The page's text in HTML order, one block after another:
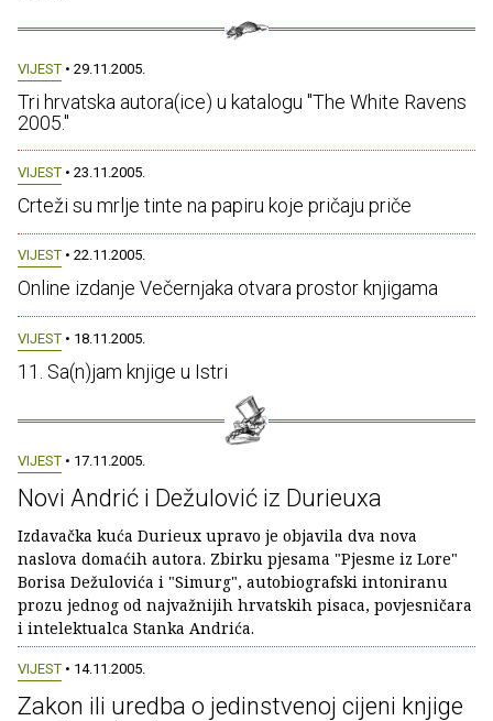
VIJEST • 29.11.2005.
Tri hrvatska autora(ice) u katalogu "The White Ravens
2005."
VIJEST • 23.11.2005.
Crteži su mrlje tinte na papiru koje pričaju priče
VIJEST • 22.11.2005.
Online izdanje Večernjaka otvara prostor knjigama
VIJEST • 18.11.2005.
11. Sa(n)jam knjige u Istri
VIJEST • 17.11.2005.
Novi Andrić i Dežulović iz Durieuxa
Izdavačka kuća Durieux upravo je objavila dva nova
naslova domaćih autora. Zbirku pjesama "Pjesme iz Lore"
Borisa Dežulovića i "Simurg", autobiografski intoniranu
prozu jednog od najvažnijih hrvatskih pisaca, povjesničara
i intelektualca Stanka Andrića.
VIJEST • 14.11.2005.
Zakon ili uredba o jedinstvenoj cijeni knjige